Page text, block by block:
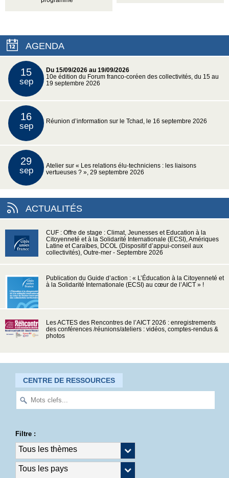
AGENDA
15
sep
Du 15/09/2026 au 19/09/2026
10e édition du Forum franco-coréen des collectivités, du 15 au
19 septembre 2026
16
sep Réunion d’information sur le Tchad, le 16 septembre 2026
29
sep
Atelier sur « Les relations élu-techniciens : les liaisons
vertueuses ? », 29 septembre 2026
ACTUALITÉS
CUF : Offre de stage : Climat, Jeunesses et Education à la
Citoyenneté et à la Solidarité Internationale (ECSI), Amériques
Latine et Caraïbes, DCOL (Dispositif d’appui-conseil aux
collectivités), Outre-mer - Septembre 2026
Publication du Guide d’action : « L’Éducation à la Citoyenneté et
à la Solidarité Internationale (ECSI) au cœur de l’AICT » !
Les ACTES des Rencontres de l’AICT 2026 : enregistrements
des conférences /réunions/ateliers : vidéos, comptes-rendus &
photos
CENTRE DE RESSOURCES
Filtre :